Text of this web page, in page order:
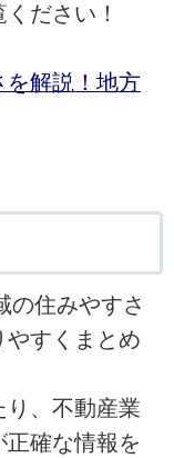
ださい！
を解説！地方
の住みやすさ
すくまとめ
、不動産業
確な情報を